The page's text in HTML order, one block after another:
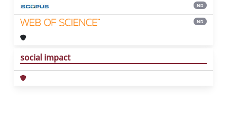
ND
ND
social impact